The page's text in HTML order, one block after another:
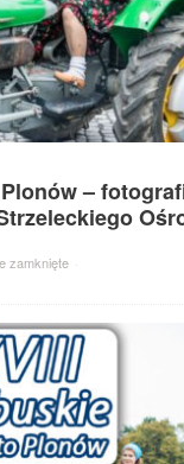
–
zamknięte ·